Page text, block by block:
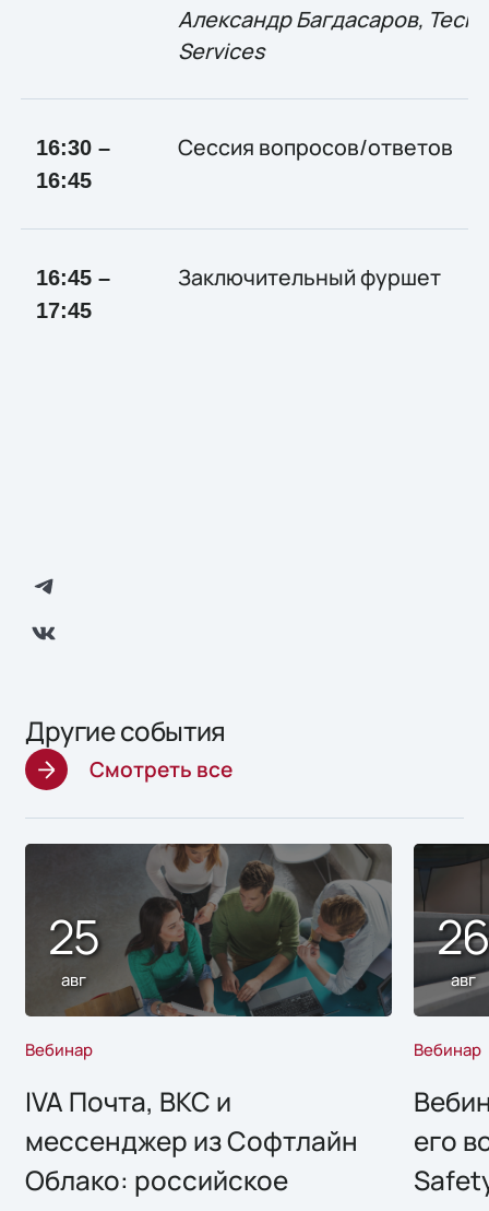
АлександрБагдасаров,
Services
16:30 –
16:45
Сессия вопросов/ответов
16:45 –
17:45
Заключительный фуршет
Другие события
Смотреть все
25
авг
Вебинар
IVA Почта, ВКС и
мессенджер из Софтлайн
Облако: российское
авг
Вебинар
его